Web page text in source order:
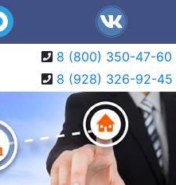
8 (800) 350-47-60
8 (928) 326-92-45